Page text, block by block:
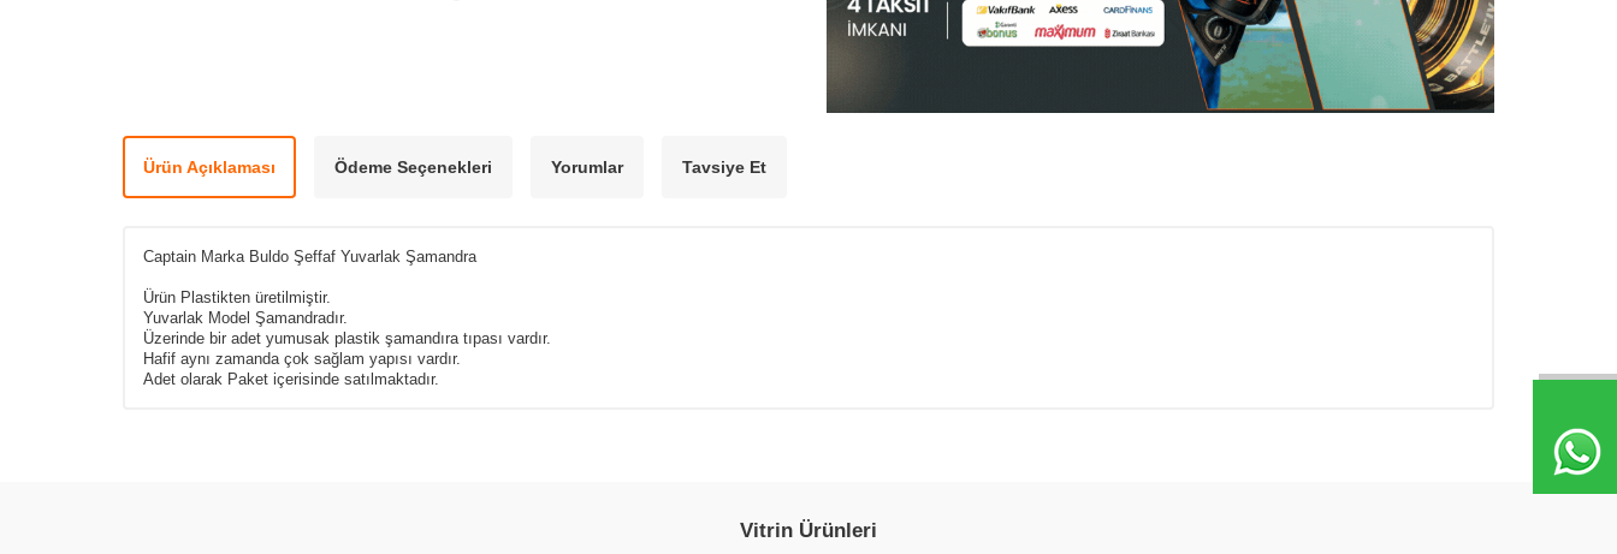
Ürün Açıklaması Ödeme Seçenekleri Yorumlar Tavsiye Et
Captain Marka Buldo Şeffaf Yuvarlak Şamandra
Ürün Plastikten üretilmiştir.
Yuvarlak Model Şamandradır.
Üzerinde bir adet yumusak plastik şamandıra tıpası vardır.
Hafif aynı zamanda çok sağlam yapısı vardır.
Adet olarak Paket içerisinde satılmaktadır.
Vitrin Ürünleri